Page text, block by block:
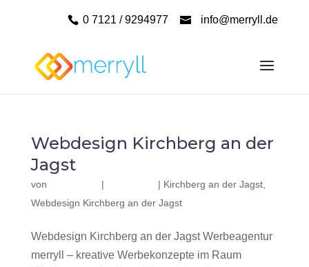
0 7121 / 9294977 info@merryll.de
Webdesign Kirchberg an der
Jagst
von | | Kirchberg an der Jagst,
Webdesign Kirchberg an der Jagst
Webdesign Kirchberg an der Jagst Werbeagentur
merryll – kreative Werbekonzepte im Raum